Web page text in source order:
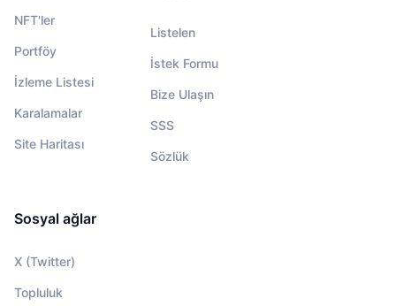
NFT'ler
Portföy
İzleme Listesi
Karalamalar
Site Haritası
Listelen
İstek Formu
Bize Ulaşın
SSS
Sözlük
Sosyal ağlar
X (Twitter)
Topluluk